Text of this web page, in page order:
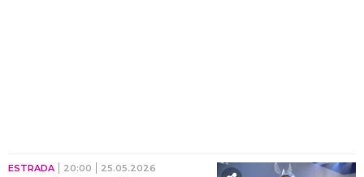
ESTRADA 20:00 25.05.2026